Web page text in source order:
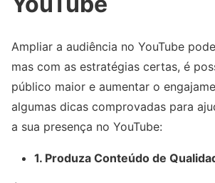
Ampliar a audiência no YouTube
mas com as estratégias certas, é
público maior e aumentar o
algumas dicas comprovadas para
a sua presença no YouTube:
1. Produza Conteúdo de